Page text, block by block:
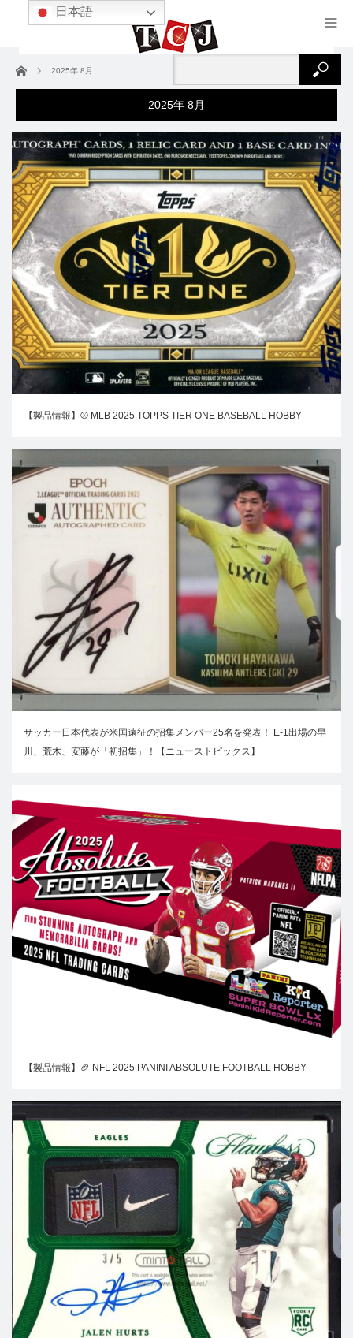
ホーム 2025年 8月
2025年 8月
【製品情報】⚾ MLB 2025 TOPPS TIER ONE BASEBALL HOBBY
サッカー日本代表が米国遠征の招集メンバー25名を発表！ E-1出場の早
川、荒木、安藤が「初招集」！【ニューストピックス】
【製品情報】🏈 NFL 2025 PANINI ABSOLUTE FOOTBALL HOBBY
日本語